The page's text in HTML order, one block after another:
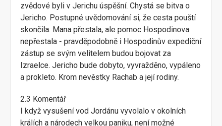
zvědové byli v Jerichu úspěšní. Chystá se bitva o
Jericho. Postupné uvědomování si, že cesta pouští
skončila. Mana přestala, ale pomoc Hospodinova
nepřestala - pravděpodobně i Hospodinův expediční
zástup se svým velitelem budou bojovat za
Izraelce. Jericho bude dobyto, vyvražděno, vypáleno
a prokleto. Krom nevěstky Rachab a její rodiny.
2.3 Komentář
I když vysušení vod Jordánu vyvolalo v okolních
králích a národech velkou paniku, není možné